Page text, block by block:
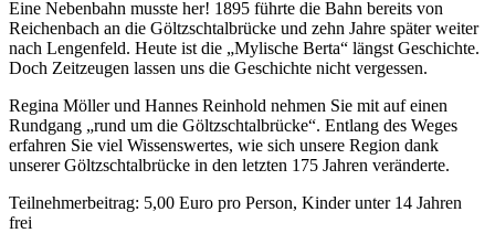
Eine Nebenbahn musste her! 1895 führte die Bahn bereits von
Reichenbach an die Göltzschtalbrücke und zehn Jahre später weiter
nach Lengenfeld. Heute ist die „Mylische Berta“ längst Geschichte.
Doch Zeitzeugen lassen uns die Geschichte nicht vergessen.
Regina Möller und Hannes Reinhold nehmen Sie mit auf einen
Rundgang „rund um die Göltzschtalbrücke“. Entlang des Weges
erfahren Sie viel Wissenswertes, wie sich unsere Region dank
unserer Göltzschtalbrücke in den letzten 175 Jahren veränderte.
Teilnehmerbeitrag: 5,00 Euro pro Person, Kinder unter 14 Jahren
frei